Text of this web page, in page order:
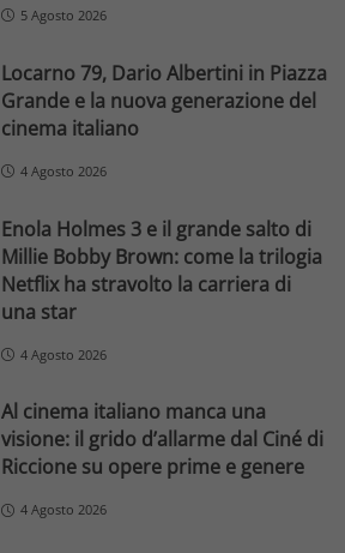
5 Agosto 2026
Locarno 79, Dario Albertini in Piazza
Grande e la nuova generazione del
cinema italiano
4 Agosto 2026
Enola Holmes 3 e il grande salto di
Millie Bobby Brown: come la trilogia
Netflix ha stravolto la carriera di
una star
4 Agosto 2026
Al cinema italiano manca una
visione: il grido d’allarme dal Ciné di
Riccione su opere prime e genere
4 Agosto 2026